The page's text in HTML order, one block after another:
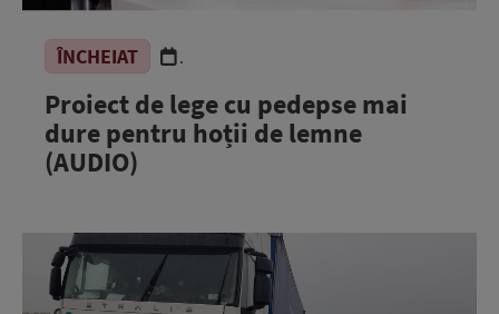
ÎNCHEIAT .
Proiect de lege cu pedepse mai
dure pentru hoții de lemne
(AUDIO)